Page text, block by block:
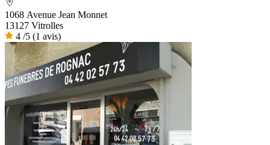
1068 Avenue Jean Monnet
13127 Vitrolles
4 /5 (1 avis)